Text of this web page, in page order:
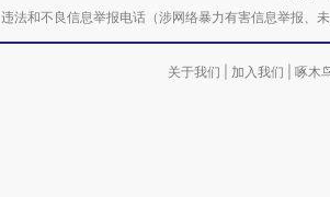
违法和不良信息举报电话（涉网络暴力有害信息举报
关于我们 加入我们 啄木